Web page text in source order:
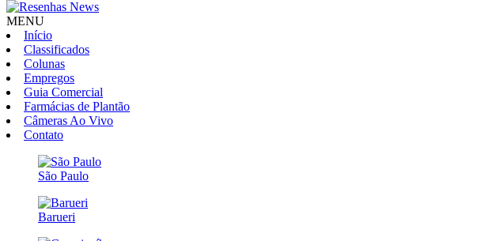
MENU
Início
Classificados
Colunas
Empregos
Guia Comercial
Farmácias de Plantão
Câmeras Ao Vivo
Contato
São Paulo
Barueri